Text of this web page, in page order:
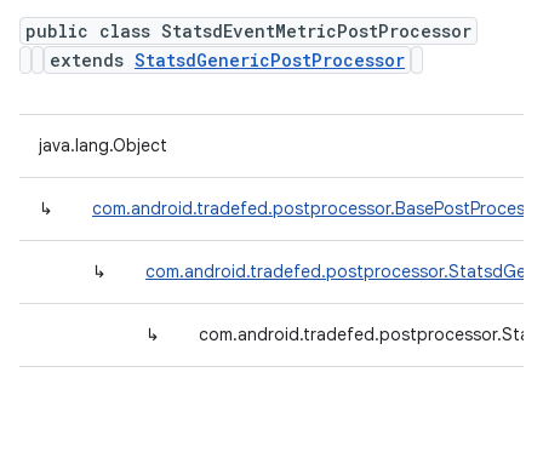
public class StatsdEventMetricPostProcessor
extends StatsdGenericPostProcessor
java.lang.Object
↳
↳
↳